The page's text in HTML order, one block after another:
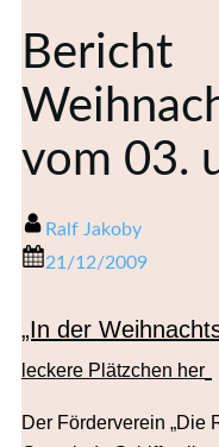
Bericht
vom 03.
Ralf Jakoby
21/12/2009
„In der
leckere Plätzchen her
Der Förderverein „Die